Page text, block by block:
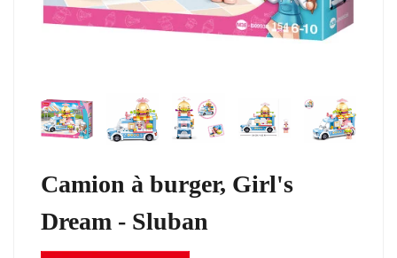
Camion à burger, Girl's
Dream - Sluban